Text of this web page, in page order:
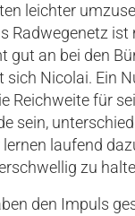
leichter
ist
an bei den
Nicolai. Ein
Reichweite für
sein,
laufend
zu
den Impuls